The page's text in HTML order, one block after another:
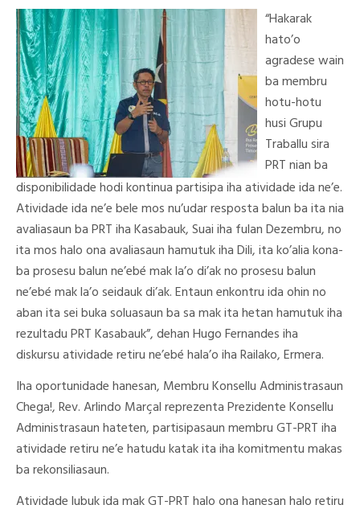
“Hakarak
hato’o
agradese wain
ba membru
hotu-hotu
husi Grupu
Traballu sira
PRT nian ba
disponibilidade hodi kontinua partisipa iha atividade ida ne’e.
Atividade ida ne’e bele mos nu’udar resposta balun ba ita nia
avaliasaun ba PRT iha Kasabauk, Suai iha fulan Dezembru, no
ita mos halo ona avaliasaun hamutuk iha Dili, ita ko’alia kona-
ba prosesu balun ne’ebé mak la’o di’ak no prosesu balun
ne’ebé mak la’o seidauk di’ak. Entaun enkontru ida ohin no
aban ita sei buka soluasaun ba sa mak ita hetan hamutuk iha
rezultadu PRT Kasabauk”, dehan Hugo Fernandes iha
diskursu atividade retiru ne’ebé hala’o iha Railako, Ermera.
Iha oportunidade hanesan, Membru Konsellu Administrasaun
Chega!, Rev. Arlindo Marçal reprezenta Prezidente Konsellu
Administrasaun hateten, partisipasaun membru GT-PRT iha
atividade retiru ne’e hatudu katak ita iha komitmentu makas
ba rekonsiliasaun.
Atividade lubuk ida mak GT-PRT halo ona hanesan halo retiru